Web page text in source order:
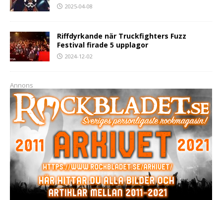
2025-04-08
Riffdyrkande när Truckfighters Fuzz
Festival firade 5 upplagor
2024-12-02
Annons